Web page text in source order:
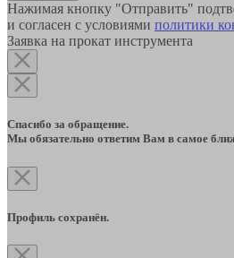
Нажимая кнопку "Отправить"
и согласен с условиями политики
Заявка на прокат инструмента
Спасибо за обращение.
Мы обязательно ответим Вам в самое
Профиль сохранён.